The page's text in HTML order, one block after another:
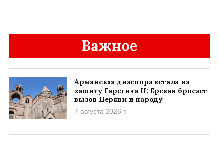
Важное
Армянская диаспора встала на
защиту Гарегина II: Ереван бросает
вызов Церкви и народу
7 августа 2026 г.